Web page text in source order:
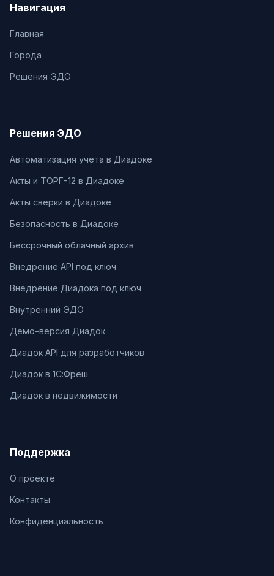
Навигация
Главная
Города
Решения ЭДО
Решения ЭДО
Автоматизация учета в Диадоке
Акты и ТОРГ-12 в Диадоке
Акты сверки в Диадоке
Безопасность в Диадоке
Бессрочный облачный архив
Внедрение API под ключ
Внедрение Диадока под ключ
Внутренний ЭДО
Демо-версия Диадок
Диадок API для разработчиков
Диадок в 1С:Фреш
Диадок в недвижимости
Поддержка
О проекте
Контакты
Конфиденциальность